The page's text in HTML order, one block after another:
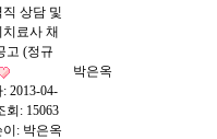
직 상담 및
료사 채
고 (정규
2013-04-
회: 15063
이: 박은옥
박은옥